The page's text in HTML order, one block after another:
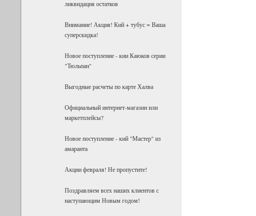
ликвидация остатков
Внимание! Акция! Кий + тубус = Ваша
суперскидка!
Новое поступление - кии Каюков серии
"Тюльпан"
Выгодные расчеты по карте Халва
Официальный интернет-магазин или
маркетплейсы?
Новое поступление - кий "Мастер" из
амаранта
Акции февраля! Не пропустите!
Поздравляем всех наших клиентов с
наступающим Новым годом!